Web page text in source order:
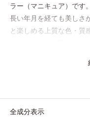
ラー（マニキュア）です。
長い年月を経ても美しさ
と楽しめる上質な色・質
また細かいアレンジをし
になじむ色合いにニュア
全成分表示